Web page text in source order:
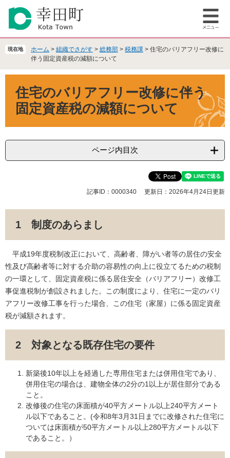
の
で
ー
ば
メ
ー
現在地 ホーム > 組織でさがす > 総務部 > 税務課 > 住宅のバリアフリー改修に
伴う固定資産税の減額について
住宅のバリアフリー改修に伴う
固定資産税の減額について
ページ内目次
記事ID：0000340 更新日：2026年4月24日更新
1 制度のあらまし
平成19年度税制改正において、高齢者、障がい者等の居住の安全
性及び高齢者等に対する介助の容易性の向上に役立てるための税制
の一環として、固定資産税に係る居住安全（バリアフリー）改修工
事促進税制が創設されました。この制度により、住宅に一定のバリ
アフリー改修工事を行った場合、この住宅（家屋）に係る固定資産
税が減額されます。
2 対象となる既存住宅の要件
新築後10年以上を経過した専用住宅または併用住宅であり、
併用住宅の場合は、建物全体の2分の1以上が居住部分である
こと。
改修後の住宅の床面積が40平方メートル以上240平方メート
ル以下であること。(令和8年3月31日までに改修された住宅に
ついては床面積が50平方メートル以上280平方メートル以下
であること。）